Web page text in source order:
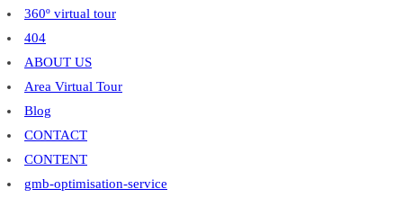
360º virtual tour
404
ABOUT US
Area Virtual Tour
Blog
CONTACT
CONTENT
gmb-optimisation-service